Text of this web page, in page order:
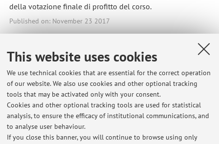
This website uses cookies
We use technical cookies that are essential for the correct operation
of our website. We also use cookies and other optional tracking
tools that may be activated only with your consent.
Cookies and other optional tracking tools are used for statistical
analysis, to ensure the efficacy of institutional communications, and
to analyse user behaviour.
If you close this banner, you will continue to browse using only
della votazione finale di profitto del corso.
Published on: November 23 2017
Latest news
Razionale e Regole generali riconoscimento crediti da CQPS a
Farmacia e da CTF a Farmacia Passaggi Controllo (CQPS)-Farmacia
RN e CTF-Farmacia RN
Published on: November 23 2017
NUOVE Modalità di esame di Tecnologia e Leg. Farmaceutiche II